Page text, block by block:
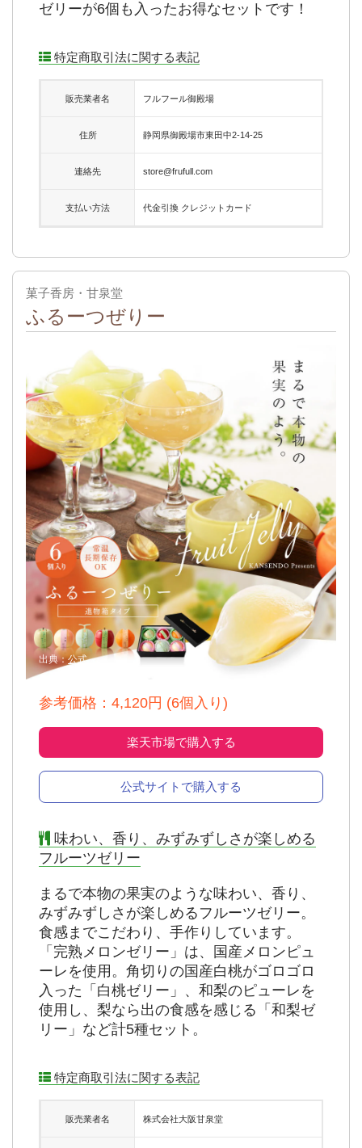
ゼリーが6個も入ったお得なセットです！
特定商取引法に関する表記
販売業者名 フルフール御殿場
住所 静岡県御殿場市東田中2-14-25
連絡先 store@frufull.com
支払い方法 代金引換 クレジットカード
菓子香房・甘泉堂
ふるーつぜりー
出典：公式
参考価格：4,120円 (6個入り)
楽天市場で購入する
公式サイトで購入する
味わい、香り、みずみずしさが楽しめる
フルーツゼリー
まるで本物の果実のような味わい、香り、
みずみずしさが楽しめるフルーツゼリー。
食感までこだわり、手作りしています。
「完熟メロンゼリー」は、国産メロンピュ
ーレを使用。角切りの国産白桃がゴロゴロ
入った「白桃ゼリー」、和梨のピューレを
使用し、梨なら出の食感を感じる「和梨ゼ
リー」など計5種セット。
特定商取引法に関する表記
販売業者名 株式会社大阪甘泉堂